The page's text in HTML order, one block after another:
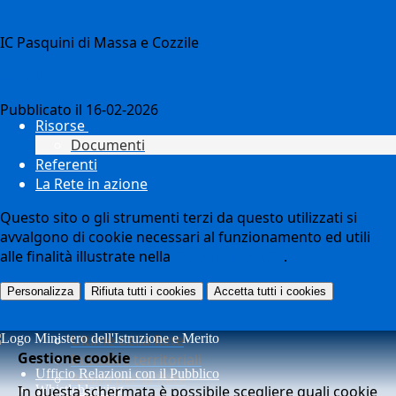
Risorse
Documenti
Referenti
La Rete in azione
Ultime della Rete
Iniziative territoriali
Azioni per la Rete
IC Pasquini di Massa e Cozzile
Pubblicato il 16-02-2026
Questo sito o gli strumenti terzi da questo utilizzati si
avvalgono di cookie necessari al funzionamento ed utili
alle finalità illustrate nella
.
Personalizza Rifiuta tutti i cookies Accetta tutti i cookies
Gestione cookie
In questa schermata è possibile scegliere quali cookie
Ufficio Relazioni con il Pubblico
Whistleblowing